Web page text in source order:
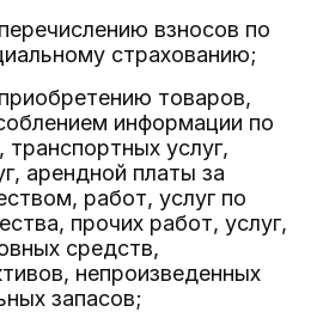
взносов по
страхованию;
товаров,
информации по
транспортных услуг,
арендной платы за
работ, услуг по
прочих работ, услуг,
средств,
непроизведенных
запасов;